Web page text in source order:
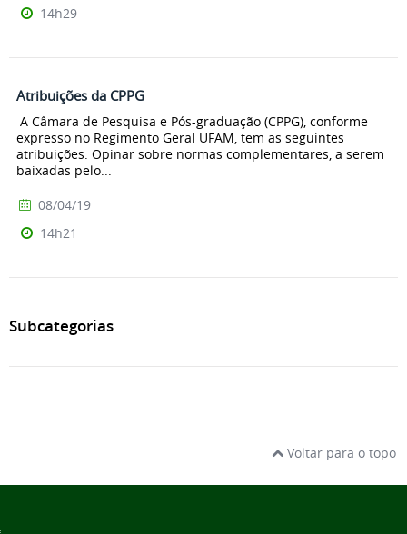
14h29
Atribuições da CPPG
A Câmara de Pesquisa e Pós-graduação (CPPG), conforme
expresso no Regimento Geral UFAM, tem as seguintes
atribuições: Opinar sobre normas complementares, a serem
baixadas pelo...
08/04/19
14h21
Subcategorias
Voltar para o topo